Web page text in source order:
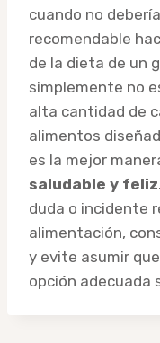
cuando no
recomendable
de la dieta de un
simplemente no
alta cantidad de
alimentos
es la mejor
saludable y feliz
duda o incidente
alimentación,
y evite asumir
opción adecuada